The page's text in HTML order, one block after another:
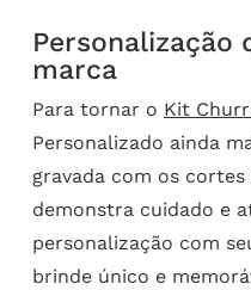
Personalização
marca
Para tornar o Kit
Personalizado ainda
gravada com os
demonstra cuidado e
personalização com
brinde único e